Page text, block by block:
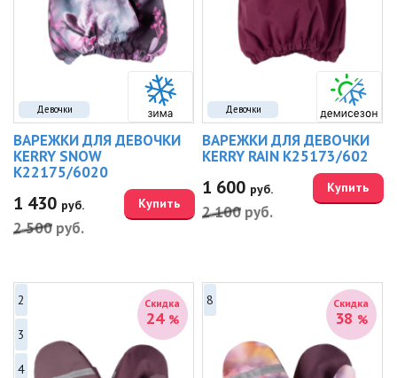
Девочки
ВАРЕЖКИ ДЛЯ ДЕВОЧКИ
KERRY SNOW
K22175/6020
1 430 руб.
2 500 руб.
Купить
Девочки
ВАРЕЖКИ ДЛЯ ДЕВОЧКИ
KERRY RAIN K25173/602
1 600 руб.
2 100 руб.
Купить
Скидка
24 %
2
3
4
Скидка
38 %
8